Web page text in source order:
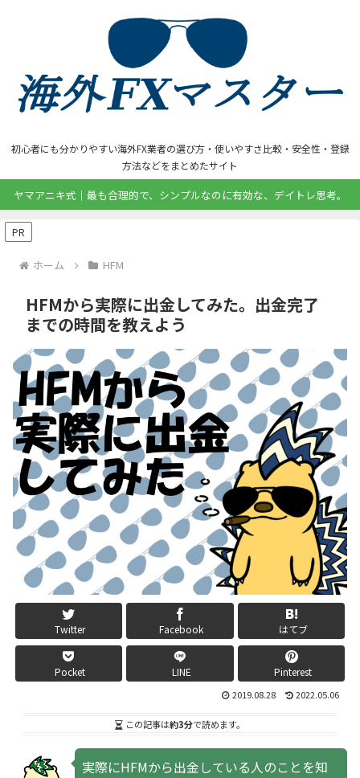
初心者にも分かりやすい海外FX業者の選び方・使いやすさ比較・安全性・登録
方法などをまとめたサイト
ヤマアニキ式｜最も合理的で、シンプルなのに有効な、デイトレ思考。
PR
ホーム HFM
HFMから実際に出金してみた。出金完了
までの時間を教えよう
Twitter Facebook はてブ
Pocket LINE Pinterest
2019.08.28 2022.05.06
この記事は約3分で読めます。
実際にHFMから出金している人のことを知